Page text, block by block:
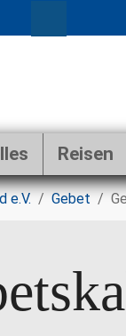
Reisen
e.V. Gebet